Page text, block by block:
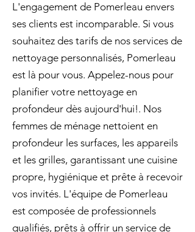
L'engagement de Pomerleau envers
ses clients est incomparable. Si vous
souhaitez des tarifs de nos services de
nettoyage personnalisés, Pomerleau
est là pour vous. Appelez-nous pour
planifier votre nettoyage en
profondeur dès aujourd'hui!. Nos
femmes de ménage nettoient en
profondeur les surfaces, les appareils
et les grilles, garantissant une cuisine
propre, hygiénique et prête à recevoir
vos invités. L'équipe de Pomerleau
est composée de professionnels
qualifiés, prêts à offrir un service de